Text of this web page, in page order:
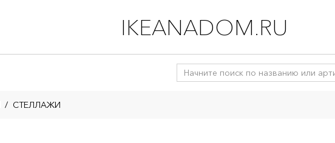
IKEANADOM.RU
/ СТЕЛЛАЖИ